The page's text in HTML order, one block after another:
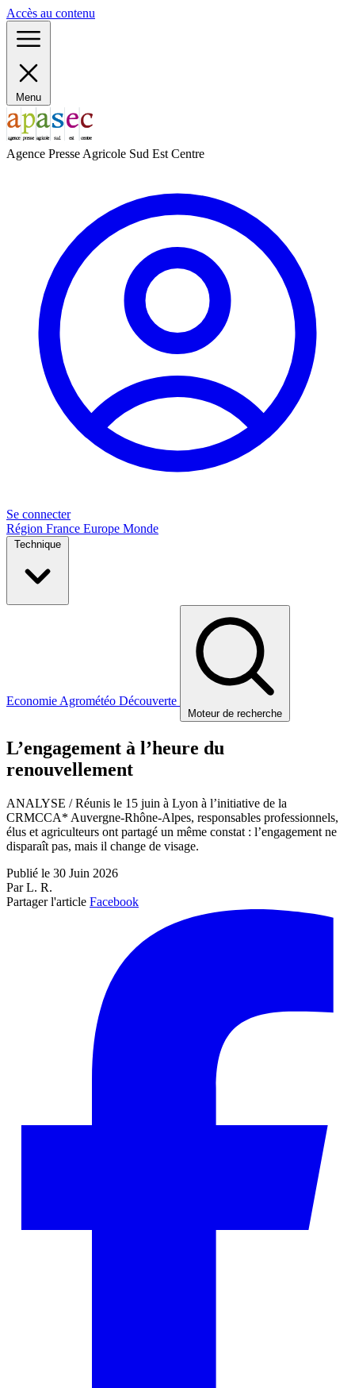
Accès au contenu
Menu
Agence Presse Agricole Sud Est Centre
Se connecter
Région France Europe Monde
Technique
Economie Agrométéo Découverte
Moteur de recherche
L’engagement à l’heure du
renouvellement
ANALYSE / Réunis le 15 juin à Lyon à l’initiative de la
CRMCCA* Auvergne-Rhône-Alpes, responsables professionnels,
élus et agriculteurs ont partagé un même constat : l’engagement ne
disparaît pas, mais il change de visage.
Publié le 30 Juin 2026
Par L. R.
Partager l'article Facebook
Panneau de gestion des cookies